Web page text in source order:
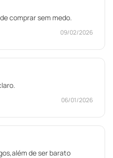
comprar sem medo.
09/02/2026
06/01/2026
de ser barato